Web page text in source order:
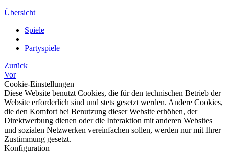
Übersicht
Spiele
Partyspiele
Zurück
Vor
Cookie-Einstellungen
Diese Website benutzt Cookies, die für den technischen Betrieb der
Website erforderlich sind und stets gesetzt werden. Andere Cookies,
die den Komfort bei Benutzung dieser Website erhöhen, der
Direktwerbung dienen oder die Interaktion mit anderen Websites
und sozialen Netzwerken vereinfachen sollen, werden nur mit Ihrer
Zustimmung gesetzt.
Konfiguration